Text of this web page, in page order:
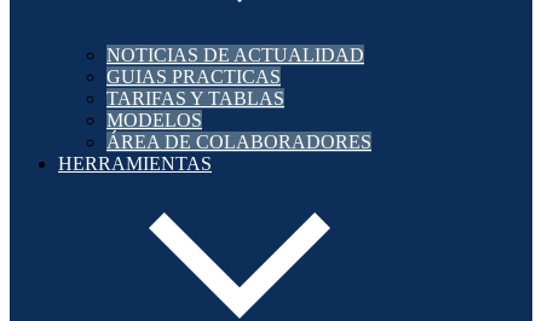
NOTICIAS DE ACTUALIDAD
GUIAS PRACTICAS
TARIFAS Y TABLAS
MODELOS
ÁREA DE COLABORADORES
HERRAMIENTAS